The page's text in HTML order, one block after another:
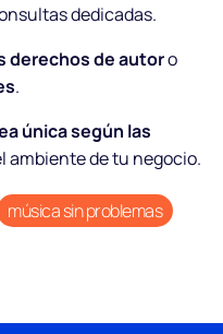
dedicadas.
derechos de autoro
.
única según las
ambiente de tu negocio.
música sin problemas